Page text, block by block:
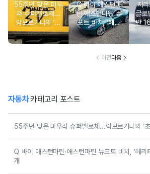
55주년 맞은 미우
라 슈퍼벨로체...
람보르기니의 ‘초
경량 유산’
Q 바이 애스턴마
틴·애스턴마틴 뉴
포트 비치, ‘헤리
티지 에디션 컬렉
션’ 공개
지
글로
만
개
이전다음
자동차카테고리 포스트
55주년 맞은 미우라 슈퍼벨로체...람보르기니의 ‘
Q 바이 애스턴마틴·애스턴마틴 뉴포트 비치, ‘헤리
개